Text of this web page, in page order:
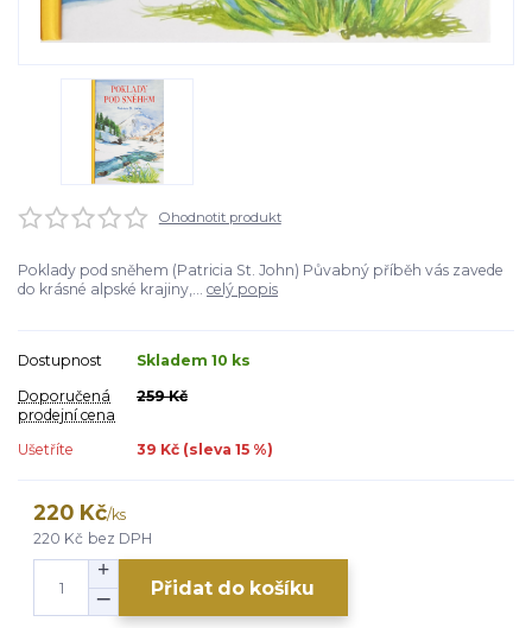
Ohodnotit produkt
Poklady pod sněhem (Patricia St. John) Půvabný příběh vás zavede
do krásné alpské krajiny,... celý popis
Dostupnost
Skladem 10 ks
Doporučená
prodejní cena
259 Kč
Ušetříte 39 Kč (sleva 15 %)
220 Kč/ks
220 Kč bez DPH
Přidat do košíku